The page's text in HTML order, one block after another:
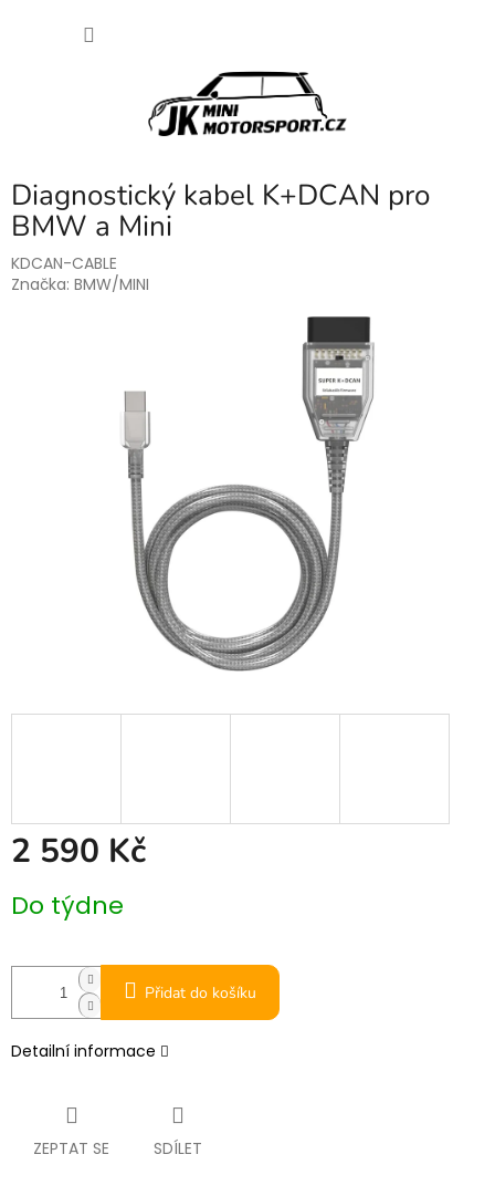
Diagnostický kabel K+DCAN pro
BMW a Mini
KDCAN-CABLE
Značka: BMW/MINI
2 590 Kč
cena:
Do týdne
Přidat do košíku
Detailní informace
ZEPTAT SE SDÍLET